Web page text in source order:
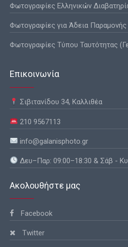
Φωτογραφίες Ελληνικών
Φωτογραφίες για Άδεια Παραμονής
Φωτογραφίες Τύπου Ταυτότητας
Επικοινωνία
Σιβιτανίδου 34, Καλλιθέα
210 9567113
info@galanisphoto.gr
Δευ–Παρ: 09:00–18:30 & Σάβ -
Ακολουθήστε μας
Facebook
Twitter